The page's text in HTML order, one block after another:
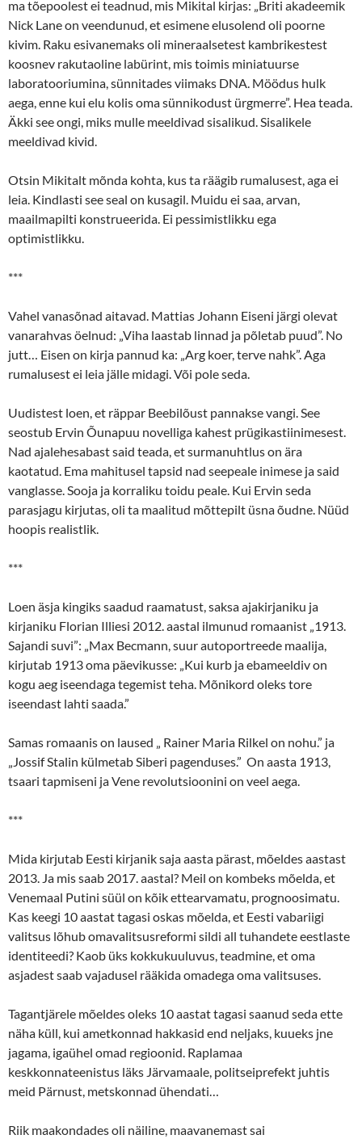
ma tõepoolest ei teadnud, mis Mikital kirjas: „Briti akadeemik
Nick Lane on veendunud, et esimene elusolend oli poorne
kivim. Raku esivanemaks oli mineraalsetest kambrikestest
koosnev rakutaoline labürint, mis toimis miniatuurse
laboratooriumina, sünnitades viimaks DNA. Möödus hulk
aega, enne kui elu kolis oma sünnikodust ürgmerre”. Hea teada.
Äkki see ongi, miks mulle meeldivad sisalikud. Sisalikele
meeldivad kivid.
Otsin Mikitalt mõnda kohta, kus ta räägib rumalusest, aga ei
leia. Kindlasti see seal on kusagil. Muidu ei saa, arvan,
maailmapilti konstrueerida. Ei pessimistlikku ega
optimistlikku.
***
Vahel vanasõnad aitavad. Mattias Johann Eiseni järgi olevat
vanarahvas öelnud: „Viha laastab linnad ja põletab puud”. No
jutt… Eisen on kirja pannud ka: „Arg koer, terve nahk”. Aga
rumalusest ei leia jälle midagi. Või pole seda.
Uudistest loen, et räppar Beebilõust pannakse vangi. See
seostub Ervin Õunapuu novelliga kahest prügikastiinimesest.
Nad ajalehesabast said teada, et surmanuhtlus on ära
kaotatud. Ema mahitusel tapsid nad seepeale inimese ja said
vanglasse. Sooja ja korraliku toidu peale. Kui Ervin seda
parasjagu kirjutas, oli ta maalitud mõttepilt üsna õudne. Nüüd
hoopis realistlik.
***
Loen äsja kingiks saadud raamatust, saksa ajakirjaniku ja
kirjaniku Florian Illiesi 2012. aastal ilmunud romaanist „1913.
Sajandi suvi”: „Max Becmann, suur autoportreede maalija,
kirjutab 1913 oma päevikusse: „Kui kurb ja ebameeldiv on
kogu aeg iseendaga tegemist teha. Mõnikord oleks tore
iseendast lahti saada.”
Samas romaanis on laused „ Rainer Maria Rilkel on nohu.” ja
„Jossif Stalin külmetab Siberi pagenduses.” On aasta 1913,
tsaari tapmiseni ja Vene revolutsioonini on veel aega.
***
Mida kirjutab Eesti kirjanik saja aasta pärast, mõeldes aastast
2013. Ja mis saab 2017. aastal? Meil on kombeks mõelda, et
Venemaal Putini süül on kõik ettearvamatu, prognoosimatu.
Kas keegi 10 aastat tagasi oskas mõelda, et Eesti vabariigi
valitsus lõhub omavalitsusreformi sildi all tuhandete eestlaste
identiteedi? Kaob üks kokkukuuluvus, teadmine, et oma
asjadest saab vajadusel rääkida omadega oma valitsuses.
Tagantjärele mõeldes oleks 10 aastat tagasi saanud seda ette
näha küll, kui ametkonnad hakkasid end neljaks, kuueks jne
jagama, igaühel omad regioonid. Raplamaa
keskkonnateenistus läks Järvamaale, politseiprefekt juhtis
meid Pärnust, metskonnad ühendati…
Riik maakondades oli näiline, maavanemast sai